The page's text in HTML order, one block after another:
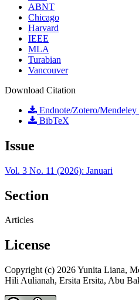
ABNT
Chicago
Harvard
IEEE
MLA
Turabian
Vancouver
Download Citation
Endnote/Zotero/
BibTeX
Issue
Vol. 3 No. 11 (2026): Januari
Section
Articles
License
Copyright (c) 2026 Yunita Liana,
Hili Aulianah, Ersita Ersita, Abu